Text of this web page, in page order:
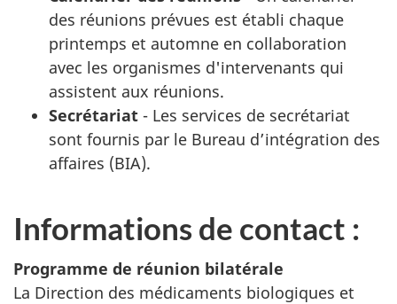
des réunions prévues est établi chaque
printemps et automne en collaboration
avec les organismes d'intervenants qui
assistent aux réunions.
Secrétariat - Les services de secrétariat
sont fournis par le Bureau d’intégration des
affaires (BIA).
Informations de contact :
Programme de réunion bilatérale
La Direction des médicaments biologiques et